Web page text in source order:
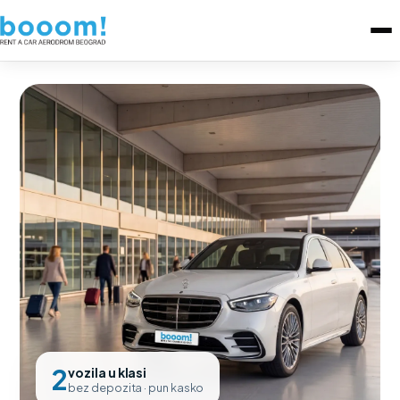
2vozila u klasi
bez depozita · pun kasko